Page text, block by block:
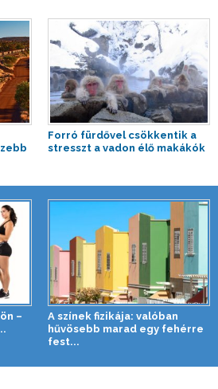
Forró fürdővel csökkentik a
stresszt a vadon élő makákók
–
A színek fizikája: valóban
hűvösebb marad egy fehérre
fest...